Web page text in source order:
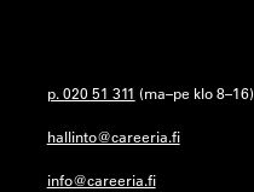
p. 020 51 311 (ma–pe klo 8–16)
hallinto@careeria.fi
info@careeria.fi